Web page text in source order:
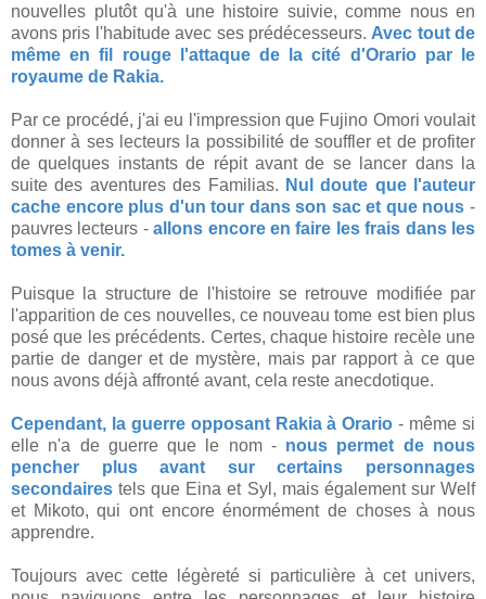
nouvelles plutôt qu'à une histoire suivie, comme nous en
avons pris l'habitude avec ses prédécesseurs. Avec tout de
même en fil rouge l'attaque de la cité d'Orario par le
royaume de Rakia.
Par ce procédé, j'ai eu l'impression que Fujino Omori voulait
donner à ses lecteurs la possibilité de souffler et de profiter
de quelques instants de répit avant de se lancer dans la
suite des aventures des Familias. Nul doute que l'auteur
cache encore plus d'un tour dans son sac et que nous -
pauvres lecteurs -allons encore en faire les frais dans les
tomes à venir.
Puisque la structure de l'histoire se retrouve modifiée par
l'apparition de ces nouvelles, ce nouveau tome est bien plus
posé que les précédents. Certes, chaque histoire recèle une
partie de danger et de mystère, mais par rapport à ce que
nous avons déjà affronté avant, cela reste anecdotique.
Cependant, la guerre opposant Rakia à Orario - même si
elle n'a de guerre que le nom - nous permet de nous
pencher plus avant sur certains personnages
secondaires tels que Eina et Syl, mais également sur Welf
et Mikoto, qui ont encore énormément de choses à nous
apprendre.
Toujours avec cette légèreté si particulière à cet univers,